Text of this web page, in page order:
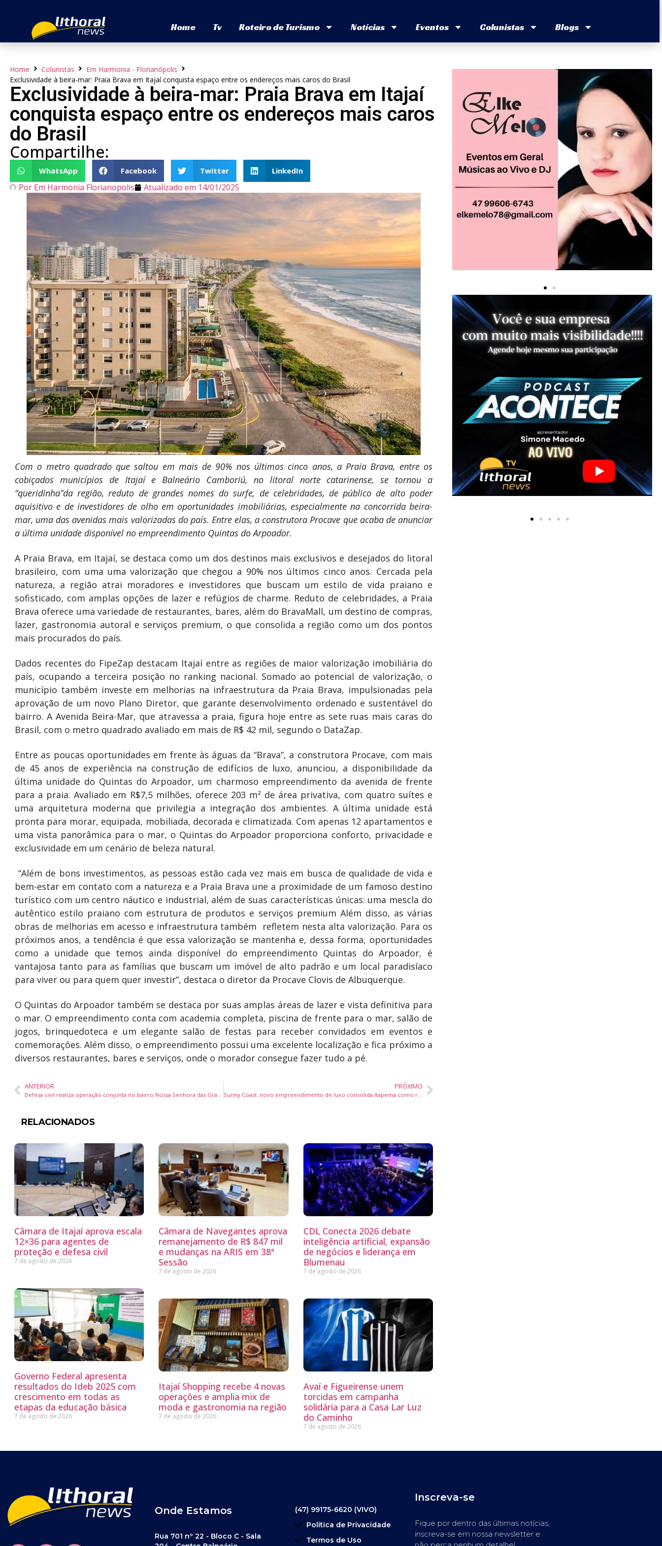
Home Tv Roteiro de Turismo Notícias Eventos Colunistas Blogs
Home Colunistas
Em Harmonia - Florianópolis
Exclusividade à beira-mar: Praia Brava em Itajaí conquista espaço entre os endereços mais caros do Brasil
Exclusividade à beira-mar: Praia Brava em Itajaí
conquista espaço entre os endereços mais caros
do Brasil
Compartilhe:
WhatsApp Facebook Twitter LinkedIn
Por Em Harmonia Florianopolis Atualizado em 14/01/2025
Com o metro quadrado que saltou em mais de 90% nos últimos cinco anos, a Praia Brava, entre os
cobiçados municípios de Itajaí e Balneário Camboriú, no litoral norte catarinense, se tornou a
“queridinha”da região, reduto de grandes nomes do surfe, de celebridades, de público de alto poder
aquisitivo e de investidores de olho em oportunidades imobiliárias, especialmente na concorrida beira-
mar, uma das avenidas mais valorizadas do país. Entre elas, a construtora Procave que acaba de anunciar
a última unidade disponível no empreendimento Quintas do Arpoador.
A Praia Brava, em Itajaí, se destaca como um dos destinos mais exclusivos e desejados do litoral
brasileiro, com uma uma valorização que chegou a 90% nos últimos cinco anos. Cercada pela
natureza, a região atrai moradores e investidores que buscam um estilo de vida praiano e
sofisticado, com amplas opções de lazer e refúgios de charme. Reduto de celebridades, a Praia
Brava oferece uma variedade de restaurantes, bares, além do BravaMall, um destino de compras,
lazer, gastronomia autoral e serviços premium, o que consolida a região como um dos pontos
mais procurados do país.
Dados recentes do FipeZap destacam Itajaí entre as regiões de maior valorização imobiliária do
país, ocupando a terceira posição no ranking nacional. Somado ao potencial de valorização, o
município também investe em melhorias na infraestrutura da Praia Brava, impulsionadas pela
aprovação de um novo Plano Diretor, que garante desenvolvimento ordenado e sustentável do
bairro. A Avenida Beira-Mar, que atravessa a praia, figura hoje entre as sete ruas mais caras do
Brasil, com o metro quadrado avaliado em mais de R$ 42 mil, segundo o DataZap.
Entre as poucas oportunidades em frente às águas da “Brava”, a construtora Procave, com mais
de 45 anos de experiência na construção de edifícios de luxo, anunciou, a disponibilidade da
última unidade do Quintas do Arpoador, um charmoso empreendimento da avenida de frente
para a praia. Avaliado em R$7,5 milhões, oferece 203 m² de área privativa, com quatro suítes e
uma arquitetura moderna que privilegia a integração dos ambientes. A última unidade está
pronta para morar, equipada, mobiliada, decorada e climatizada. Com apenas 12 apartamentos e
uma vista panorâmica para o mar, o Quintas do Arpoador proporciona conforto, privacidade e
exclusividade em um cenário de beleza natural.
“Além de bons investimentos, as pessoas estão cada vez mais em busca de qualidade de vida e
bem-estar em contato com a natureza e a Praia Brava une a proximidade de um famoso destino
turístico com um centro náutico e industrial, além de suas características únicas: uma mescla do
autêntico estilo praiano com estrutura de produtos e serviços premium Além disso, as várias
obras de melhorias em acesso e infraestrutura também refletem nesta alta valorização. Para os
próximos anos, a tendência é que essa valorização se mantenha e, dessa forma, oportunidades
como a unidade que temos ainda disponível do empreendimento Quintas do Arpoador, é
vantajosa tanto para as famílias que buscam um imóvel de alto padrão e um local paradisíaco
para viver ou para quem quer investir”, destaca o diretor da Procave Clovis de Albuquerque.
O Quintas do Arpoador também se destaca por suas amplas áreas de lazer e vista definitiva para
o mar. O empreendimento conta com academia completa, piscina de frente para o mar, salão de
jogos, brinquedoteca e um elegante salão de festas para receber convidados em eventos e
comemorações. Além disso, o empreendimento possui uma excelente localização e fica próximo a
diversos restaurantes, bares e serviços, onde o morador consegue fazer tudo a pé.
ANTERIOR PRÓXIMO
RELACIONADOS
Câmara de Itajaí aprova escala
12×36 para agentes de
proteção e defesa civil
7 de agosto de 2026
Câmara de Navegantes aprova
remanejamento de R$ 847 mil
e mudanças na ARIS em 38ª
Sessão
7 de agosto de 2026
CDL Conecta 2026 debate
inteligência artificial, expansão
de negócios e liderança em
Blumenau
7 de agosto de 2026
Governo Federal apresenta
resultados do Ideb 2025 com
crescimento em todas as
etapas da educação básica
7 de agosto de 2026
Itajaí Shopping recebe 4 novas
operações e amplia mix de
moda e gastronomia na região
7 de agosto de 2026
Avaí e Figueirense unem
torcidas em campanha
solidária para a Casa Lar Luz
do Caminho
7 de agosto de 2026
Onde Estamos
Rua 701 nº 22 - Bloco C - Sala
(47) 99175-6620 (VIVO)
Política de Privacidade
Termos de Uso
Inscreva-se
Fique por dentro das últimas notícias,
inscreva-se em nossa newsletter e